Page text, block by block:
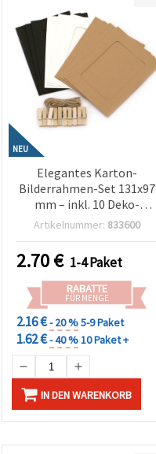
NEU
Elegantes Karton-
Bilderrahmen-Set 131x97
mm – inkl. 10 Deko-
Klammern & Hanfseil in
für Fotodisplay,
Wanddeko & kreative
Bastelprojekte
Artikelnummer: 833600
2.70€ 1-4 Paket
RABATTE
FÜR MENGE
2.16 €- 20 %5-9 Paket
1.62 €- 40 %10 Paket +
IN DEN WARENKORB